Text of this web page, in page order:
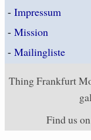
- Impressum
- Mission
- Mailingliste
Thing Frankfurt
Find us on